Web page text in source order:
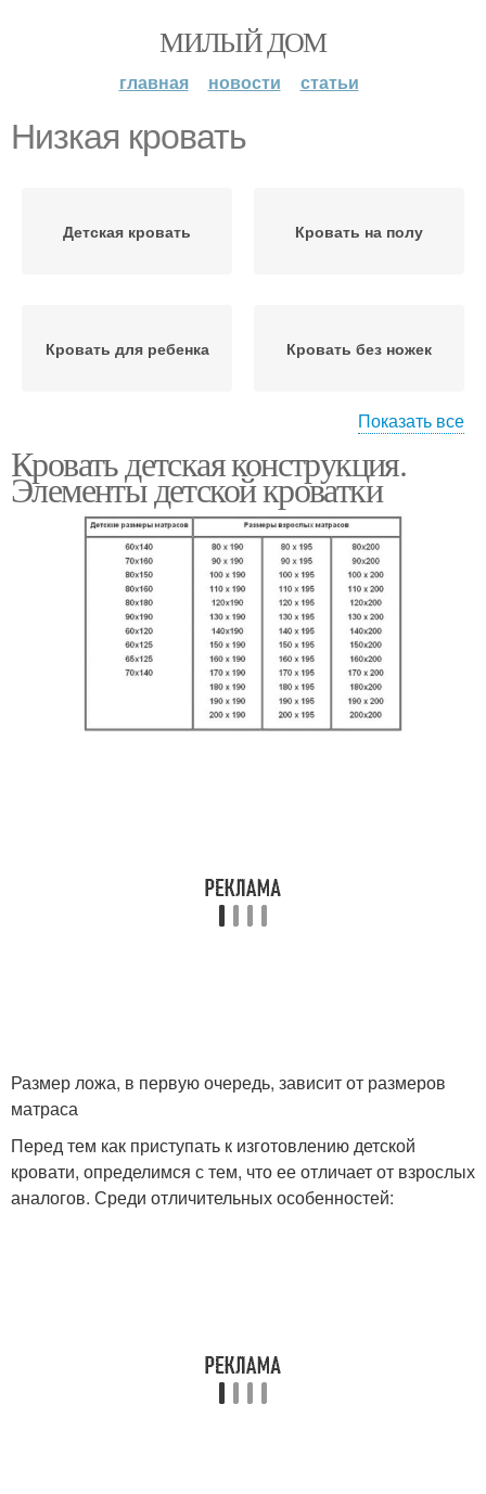
МИЛЫЙ ДОМ
главная новости статьи
Низкая кровать
Детская кровать Кровать на полу
Кровать для ребенка Кровать без ножек
Кровать без изголовья Кровати без изголовья
Показать все
Кровать детская конструкция.
Элементы детской кроватки
Размер ложа, в первую очередь, зависит от размеров
матраса
Перед тем как приступать к изготовлению детской
кровати, определимся с тем, что ее отличает от взрослых
аналогов. Среди отличительных особенностей: